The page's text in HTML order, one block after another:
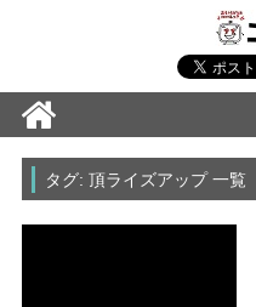
タグ: 頂ライズアップ 一覧